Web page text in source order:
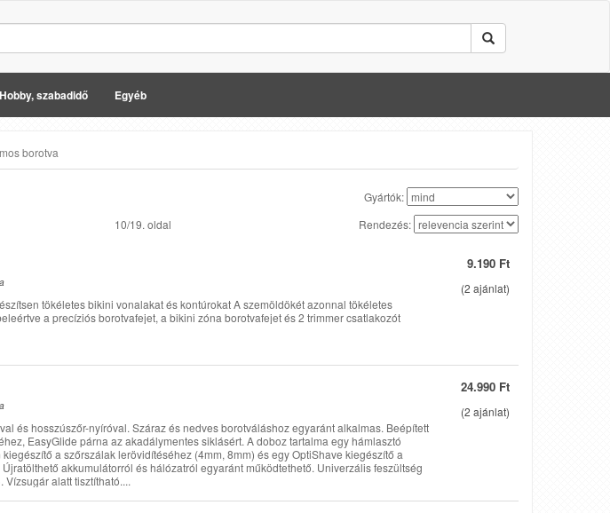
Hobby, szabadidő Egyéb
borotva
Gyártók:
10/19. oldal Rendezés:
9.190 Ft
(2 ajánlat)
tökéletes bikini vonalakat és kontúrokat A szemöldökét azonnal tökéletes
a precíziós borotvafejet, a bikini zóna borotvafejet és 2 trimmer csatlakozót
24.990 Ft
(2 ajánlat)
és hosszúszőr-nyíróval. Száraz és nedves borotváláshoz egyaránt alkalmas. Beépített
EasyGlide párna az akadálymentes siklásért. A doboz tartalma egy hámlasztó
a szőrszálak lerövidítéséhez (4mm, 8mm) és egy OptiShave kiegészítő a
akkumulátorról és hálózatról egyaránt működtethető. Univerzális feszültség
alatt tisztítható....